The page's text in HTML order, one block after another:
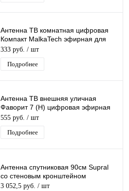
Антенна ТВ комнатная цифровая
Компакт MalkaTech эфирная для
DVB-T2 телевидения
333 руб. / шт
Подробнее
Антенна ТВ внешняя уличная
Фаворит 7 (Н) цифровая эфирная
для DVB-T2 телевидения наружная
555 руб. / шт
Подробнее
Антенна спутниковая 90см Supral
со стеновым кронштейном
3 052,5 руб. / шт